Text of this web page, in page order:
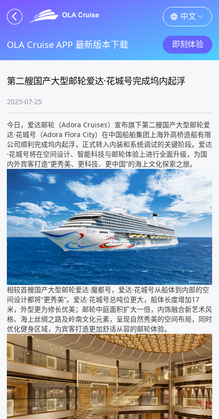
中文
OLA Cruise APP 最新版本下载 即刻体验
第二艘国产大型邮轮爱达·花城号完成坞内起浮
2025-07-25
今日，爱达邮轮（Adora Cruises）宣布旗下第二艘国产大型邮轮爱
达·花城号（Adora Flora City）在中国船舶集团上海外高桥造船有限
公司顺利完成坞内起浮，正式转入内装和系统调试的关键阶段。爱达
·花城号将在空间设计、智能科技与邮轮体验上进行全面升级，为国
内外宾客打造“更秀美、更科技、更中国”的海上文化探索之旅。
相较首艘国产大型邮轮爱达·魔都号，爱达·花城号从船体到内部的空
间设计都将“更秀美”。爱达·花城号总吨位更大，船体长度增加17
米，外型更为修长优美；邮轮中庭面积扩大一倍，内饰融合新艺术风
格、海上丝绸之路及岭南文化元素，呈现自然秀美的空间布局，同时
优化健身区域，为宾客打造更加舒适从容的邮轮体验。